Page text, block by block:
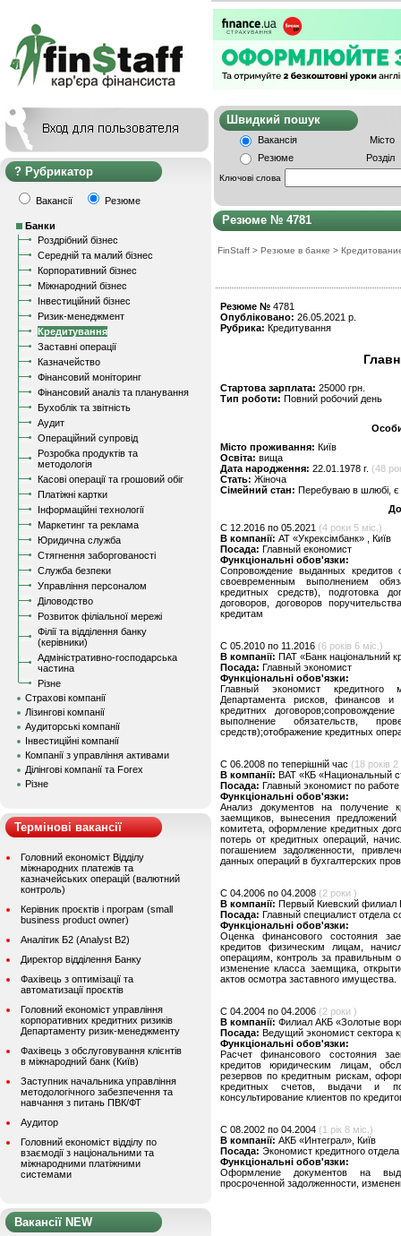
Рубрикатор
Вакансії Резюме
Банки
Роздрібний бізнес
Середній та малий бізнес
Корпоративний бізнес
Міжнародний бізнес
Інвестиційний бізнес
Ризик-менеджмент
Кредитування
Заставні операції
Казначейство
Фінансовий моніторинг
Фінансовий аналіз та планування
Бухоблік та звітність
Аудит
Операційний супровід
Розробка продуктів та
методологія
Касові операції та грошовий обіг
Платіжні картки
Інформаційні технології
Маркетинг та реклама
Юридична служба
Стягнення заборгованості
Служба безпеки
Управління персоналом
Діловодство
Розвиток філіальної мережі
Філії та відділення банку
(керівники)
Адміністративно-господарська
частина
Різне
Страхові компанії
Лізингові компанії
Аудиторські компанії
Інвестиційні компанії
Компанії з управління активами
Ділінгові компанії та Forex
Різне
Термінові вакансії
Головний економіст Відділу
міжнародних платежів та
казначейських операцій (валютний
контроль)
Керівник проєктів і програм (small
business product owner)
Аналітик Б2 (Analyst B2)
Директор відділення Банку
Фахівець з оптимізації та
автоматизації проєктів
Головний економіст управління
корпоративних кредитних ризиків
Департаменту ризик-менеджменту
Фахівець з обслуговування клієнтів
в міжнародний банк (Київ)
Заступник начальника управління
методологічного забезпечення та
навчання з питань ПВК/ФТ
Аудитор
Головний економіст відділу по
взаємодії з національними та
міжнародними платіжними
системами
Вакансії NEW
Швидкий
Вакансія
Місто
Резюме
Розділ
Ключові слова
Резюме № 4781
FinStaff > Резюме в банке >
Резюме № 4781
Опубліковано: 26.05.2021 р.
Рубрика: Кредитування
Стартова зарплата: 25000 грн.
Тип роботи: Повний робочий день
Місто проживання: Київ
Освіта: вища
Дата народження: 22.01.1978 г. (48
Стать: Жіноча
Сімейний стан: Перебуваю в шлюбі, є
C 12.2016 по 05.2021 (4 роки 5 міс.)
В компанії: АТ «Укрексімбанк» , Київ
Посада: Главный економист
Функціональні обов'язки:
Сопровождение выданных кредитов
своевременным выполнением
кредитных средств), подготовка
договоров, договоров
кредитам
C 05.2010 по 11.2016 (6 років 6 міс.)
В компанії: ПАТ «Банк національний
Посада: Главный экономист
Функціональні обов'язки:
Главный экономист кредитного
Департамента рисков, финансов и
кредитних
выполнение обязательств,
средств);отображение кредитных
C 06.2008 по теперішній час (18 років 2
В компанії: ВАТ «КБ «Национальный
Посада: Главный экономист по
Функціональні обов'язки:
Анализ документов на получение
заемщиков, вынесения
комитета, оформление кредитных
потерь от кредитных операций,
погашением задолженности,
данных операций в бухгалтерских
C 04.2006 по 04.2008 (2 роки )
В компанії: Первый Киевский филиал
Посада: Главный специалист отдела
Функціональні обов'язки:
Оценка финансового состояния
кредитов физическим лицам,
операциям, контроль за правильным
изменение класса заемщика,
актов осмотра заставного имущества.
C 04.2004 по 04.2006 (2 роки )
В компанії: Филиал АКБ «Золотые
Посада: Ведущий экономист сектора
Функціональні обов'язки:
Расчет финансового состояния
кредитов юридическим лицам,
резервов по кредитным рискам,
кредитных счетов, выдачи и
консультирование клиентов по
C 08.2002 по 04.2004 (1 рік 8 міс.)
В компанії: АКБ «Интеграл», Київ
Посада: Экономист кредитного отдела
Функціональні обов'язки:
Оформление документов на
просроченной задолженности,